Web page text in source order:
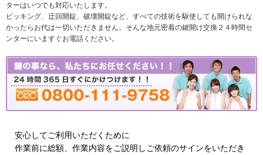
ターはいつでも対応いたします。
ピッキング、迂回開錠、破壊開錠など、すべての技術を駆使しても開けられな
かったらお代は一切いただきません。そんな地元密着の鍵開け交換２４時間セ
ンターにいますぐお電話ください。
安心してご利用いただくために
作業前に総額、作業内容をご説明しご依頼のサインをいただき